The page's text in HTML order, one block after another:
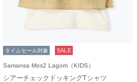
タイムセール対象 SALE
Samansa Mos2 Lagom（KIDS）
シアーチェックドッキングTシャツ